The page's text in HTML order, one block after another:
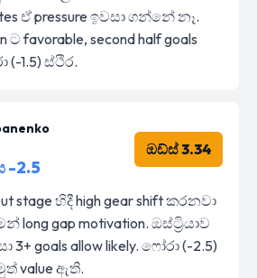
ඒ pressure ඉවසා ගන්නේ නෑ.
ට favorable, second half goals
(-1.5) ස්ථිර.
-2.5
ඔඩ්ස් 3.34
stage හිදී high gear shift කරනවා
long gap motivation. ඔස්ට්‍රියාව
3+ goals allow likely. ෆෝරා (-2.5)
value ඇති.